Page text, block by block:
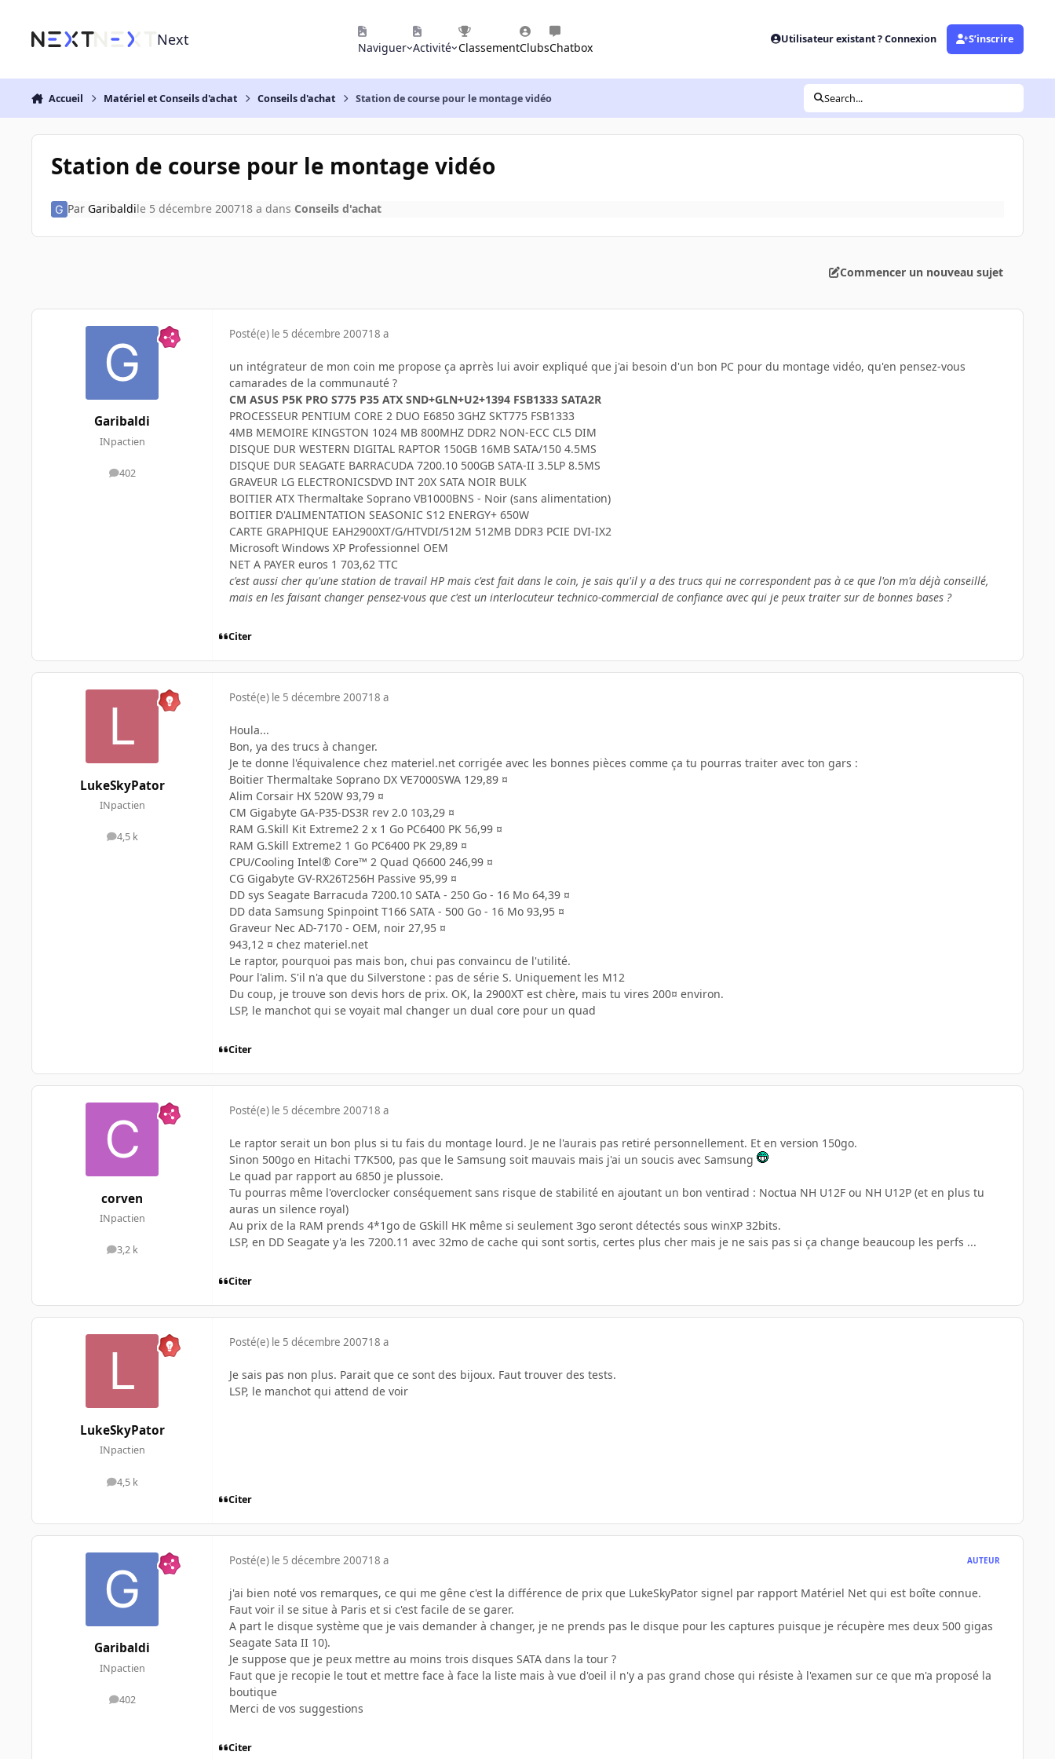
Next Naviguer Activité ClassementClubsChatbox
Utilisateur existant ? Connexion S’inscrire
Accueil Matériel et Conseils d'achat Conseils d'achat Station de course pour le montage vidéo Search...
Station de course pour le montage vidéo
Par Garibaldile 5 décembre 200718 a dans Conseils d'achat
Commencer un nouveau sujet
Garibaldi
INpactien
402
messages
Posté(e) le 5 décembre 200718 a
un intégrateur de mon coin me propose ça aprrès lui avoir expliqué que j'ai besoin d'un bon PC pour du montage vidéo, qu'en pensez-vous
camarades de la communauté ?
CM ASUS P5K PRO S775 P35 ATX SND+GLN+U2+1394 FSB1333 SATA2R
PROCESSEUR PENTIUM CORE 2 DUO E6850 3GHZ SKT775 FSB1333
4MB MEMOIRE KINGSTON 1024 MB 800MHZ DDR2 NON-ECC CL5 DIM
DISQUE DUR WESTERN DIGITAL RAPTOR 150GB 16MB SATA/150 4.5MS
DISQUE DUR SEAGATE BARRACUDA 7200.10 500GB SATA-II 3.5LP 8.5MS
GRAVEUR LG ELECTRONICSDVD INT 20X SATA NOIR BULK
BOITIER ATX Thermaltake Soprano VB1000BNS - Noir (sans alimentation)
BOITIER D'ALIMENTATION SEASONIC S12 ENERGY+ 650W
CARTE GRAPHIQUE EAH2900XT/G/HTVDI/512M 512MB DDR3 PCIE DVI-IX2
Microsoft Windows XP Professionnel OEM
NET A PAYER euros 1 703,62 TTC
c'est aussi cher qu'une station de travail HP mais c'est fait dans le coin, je sais qu'il y a des trucs qui ne correspondent pas à ce que l'on m'a déjà conseillé,
mais en les faisant changer pensez-vous que c'est un interlocuteur technico-commercial de confiance avec qui je peux traiter sur de bonnes bases ?
Citer
LukeSkyPator
INpactien
4,5 k
messages
Posté(e) le 5 décembre 200718 a
Houla...
Bon, ya des trucs à changer.
Je te donne l'équivalence chez materiel.net corrigée avec les bonnes pièces comme ça tu pourras traiter avec ton gars :
Boitier Thermaltake Soprano DX VE7000SWA 129,89 ¤
Alim Corsair HX 520W 93,79 ¤
CM Gigabyte GA-P35-DS3R rev 2.0 103,29 ¤
RAM G.Skill Kit Extreme2 2 x 1 Go PC6400 PK 56,99 ¤
RAM G.Skill Extreme2 1 Go PC6400 PK 29,89 ¤
CPU/Cooling Intel® Core™ 2 Quad Q6600 246,99 ¤
CG Gigabyte GV-RX26T256H Passive 95,99 ¤
DD sys Seagate Barracuda 7200.10 SATA - 250 Go - 16 Mo 64,39 ¤
DD data Samsung Spinpoint T166 SATA - 500 Go - 16 Mo 93,95 ¤
Graveur Nec AD-7170 - OEM, noir 27,95 ¤
943,12 ¤ chez materiel.net
Le raptor, pourquoi pas mais bon, chui pas convaincu de l'utilité.
Pour l'alim. S'il n'a que du Silverstone : pas de série S. Uniquement les M12
Du coup, je trouve son devis hors de prix. OK, la 2900XT est chère, mais tu vires 200¤ environ.
LSP, le manchot qui se voyait mal changer un dual core pour un quad
Citer
corven
INpactien
3,2 k
messages
Posté(e) le 5 décembre 200718 a
Le raptor serait un bon plus si tu fais du montage lourd. Je ne l'aurais pas retiré personnellement. Et en version 150go.
Sinon 500go en Hitachi T7K500, pas que le Samsung soit mauvais mais j'ai un soucis avec Samsung
Le quad par rapport au 6850 je plussoie.
Tu pourras même l'overclocker conséquement sans risque de stabilité en ajoutant un bon ventirad : Noctua NH U12F ou NH U12P (et en plus tu
auras un silence royal)
Au prix de la RAM prends 4*1go de GSkill HK même si seulement 3go seront détectés sous winXP 32bits.
LSP, en DD Seagate y'a les 7200.11 avec 32mo de cache qui sont sortis, certes plus cher mais je ne sais pas si ça change beaucoup les perfs ...
Citer
LukeSkyPator
INpactien
4,5 k
messages
Posté(e) le 5 décembre 200718 a
Je sais pas non plus. Parait que ce sont des bijoux. Faut trouver des tests.
LSP, le manchot qui attend de voir
Citer
Garibaldi
INpactien
402
messages
Posté(e) le 5 décembre 200718 a AUTEUR
j'ai bien noté vos remarques, ce qui me gêne c'est la différence de prix que LukeSkyPator signel par rapport Matériel Net qui est boîte connue.
Faut voir il se situe à Paris et si c'est facile de se garer.
A part le disque système que je vais demander à changer, je ne prends pas le disque pour les captures puisque je récupère mes deux 500 gigas
Seagate Sata II 10).
Je suppose que je peux mettre au moins trois disques SATA dans la tour ?
Faut que je recopie le tout et mettre face à face la liste mais à vue d'oeil il n'y a pas grand chose qui résiste à l'examen sur ce que m'a proposé la
boutique
Merci de vos suggestions
Citer